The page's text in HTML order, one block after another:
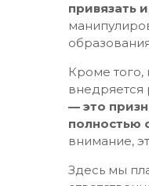
привязать
Кроме того,
внедряется
— это
полностью
внимание,
Здесь мы